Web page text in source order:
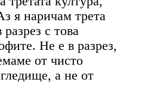
я наричам трета
с това
Не е в разрез,
от чисто
а не от